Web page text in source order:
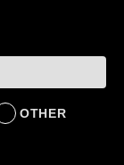
BUSINESS
OTHER